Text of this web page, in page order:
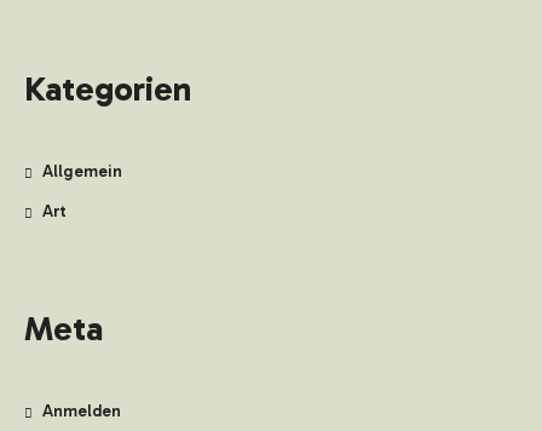
Kategorien
Allgemein
Art
Meta
Anmelden